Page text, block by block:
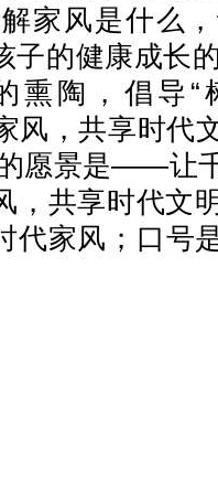
家风是什么
子的健康成长
熏陶，倡导“
风，共享时代
愿景是——让
，共享时代文
代家风；口号